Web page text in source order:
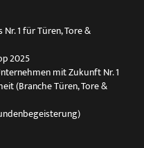
1 für Türen, Tore &
2025
mit Zukunft Nr. 1
(Branche Türen, Tore &